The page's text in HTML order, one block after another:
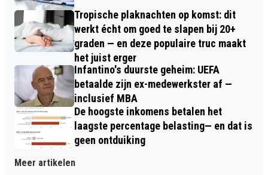
Tropische plaknachten op komst: dit
werkt écht om goed te slapen bij 20+
graden — en deze populaire truc maakt
het juist erger
Infantino's duurste geheim: UEFA
betaalde zijn ex-medewerkster af —
inclusief MBA
De hoogste inkomens betalen het
laagste percentage belasting— en dat is
geen ontduiking
Meer artikelen